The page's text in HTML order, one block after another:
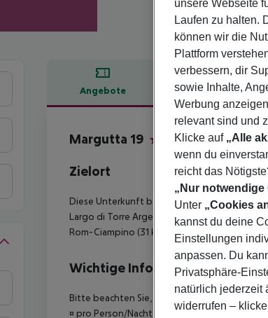
Angebote
Hotelbeschreibung
Margutta 19
Zielort
Diese Unterkunft befindet sich in zentraler
Largo di Torre Argentina (3 km), der Villa
Rom-Ciampino (31 km).
Wichtige Informationen
Bitte beachten Sie, dass vor Ort pro Person
¤ pro Person/Nacht 3-Sterne Hotel: ca. 6,00
unsere Webseite
Laufen zu halten.
können wir die
Plattform
verbessern, dir
sowie Inhalte,
Werbung
relevant sind und
Klicke auf „Alle
wenn du
reicht das
„Nur notwendige
Unter „Cookies
kannst du deine
Einstellungen
anpassen. Du
Privatsphäre-
natürlich jederzeit
widerrufen –